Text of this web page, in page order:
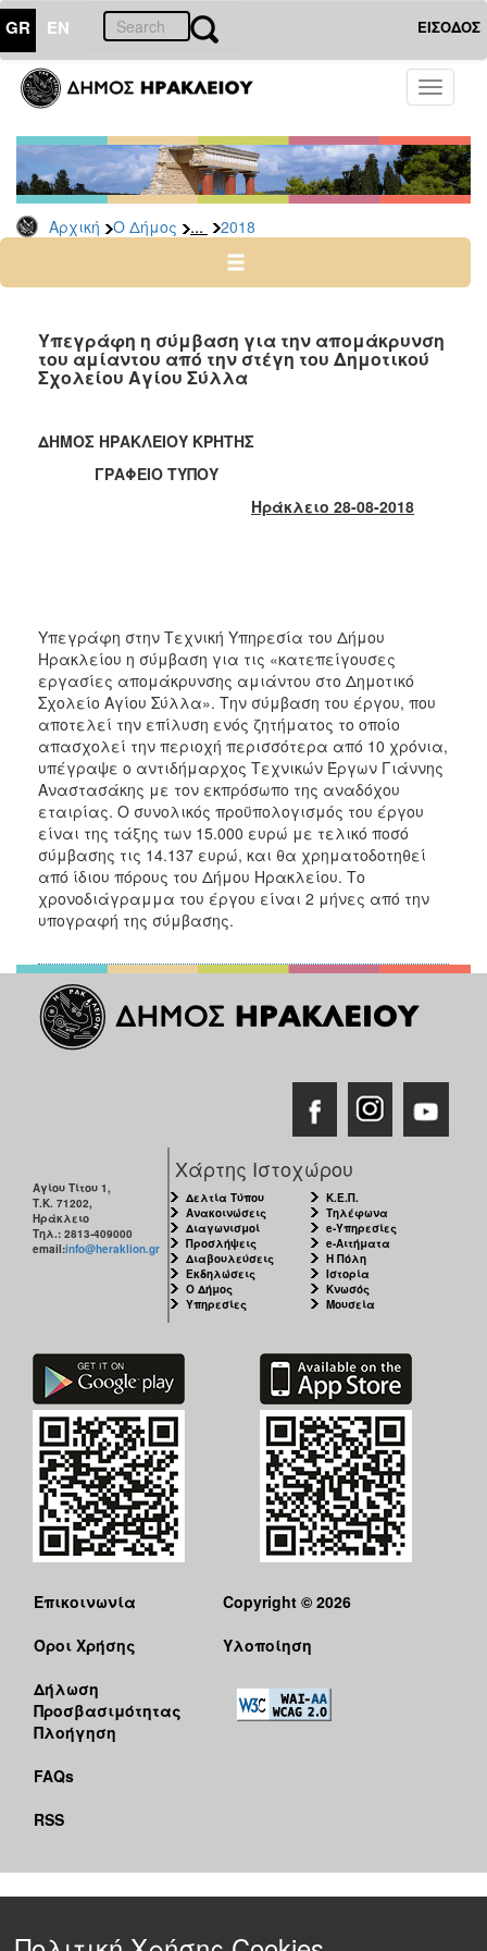
GR EN ΕΙΣΟΔΟΣ
Toggle
Αρχική Ο Δήμος ... 2018
ΔΗΜΟΣ
Δελτία
Τύπου
Αρχείο
2026
2024
2022
2021
2012
2011
2010
2006
ΤΟΠΟΣ
ΑΝΘΕΚΤΙΚΗ
ΠΟΛΗ
Υπεγράφη η σύμβαση για την απομάκρυνση
του αμίαντου από την στέγη του Δημοτικού
Σχολείου Αγίου Σύλλα
ΔΗΜΟΣ ΗΡΑΚΛΕΙΟΥ ΚΡΗΤΗΣ
ΓΡΑΦΕΙΟ ΤΥΠΟΥ
Ηράκλειο 28-08-2018
Υπεγράφη στην Τεχνική Υπηρεσία του Δήμου
Ηρακλείου η σύμβαση για τις «κατεπείγουσες
εργασίες απομάκρυνσης αμιάντου στο Δημοτικό
Σχολείο Αγίου Σύλλα». Την σύμβαση του έργου, που
αποτελεί την επίλυση ενός ζητήματος το οποίο
απασχολεί την περιοχή περισσότερα από 10 χρόνια,
υπέγραψε ο αντιδήμαρχος Τεχνικών Έργων Γιάννης
Αναστασάκης με τον εκπρόσωπο της αναδόχου
εταιρίας. Ο συνολικός προϋπολογισμός του έργου
είναι της τάξης των 15.000 ευρώ με τελικό ποσό
σύμβασης τις 14.137 ευρώ, και θα χρηματοδοτηθεί
από ίδιου πόρους του Δήμου Ηρακλείου. Το
χρονοδιάγραμμα του έργου είναι 2 μήνες από την
υπογραφή της σύμβασης.
Αγίου Τίτου 1,
Τ.Κ. 71202,
Ηράκλειο
Τηλ.: 2813-409000
email:info@heraklion.gr
Χάρτης Ιστοχώρου
Δελτία Τύπου
Ανακοινώσεις
Διαγωνισμοί
Προσλήψεις
Διαβουλεύσεις
Εκδηλώσεις
Ο Δήμος
Υπηρεσίες
Κ.Ε.Π.
Τηλέφωνα
e-Υπηρεσίες
e-Αιτήματα
Η Πόλη
Ιστορία
Κνωσός
Μουσεία
Επικοινωνία
Όροι Χρήσης
Δήλωση
Προσβασιμότητας
Πλοήγηση
FAQs
RSS
Copyright © 2026
Υλοποίηση